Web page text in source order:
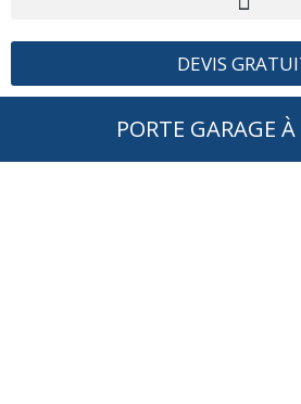
DEVIS
PORTE GARAGE